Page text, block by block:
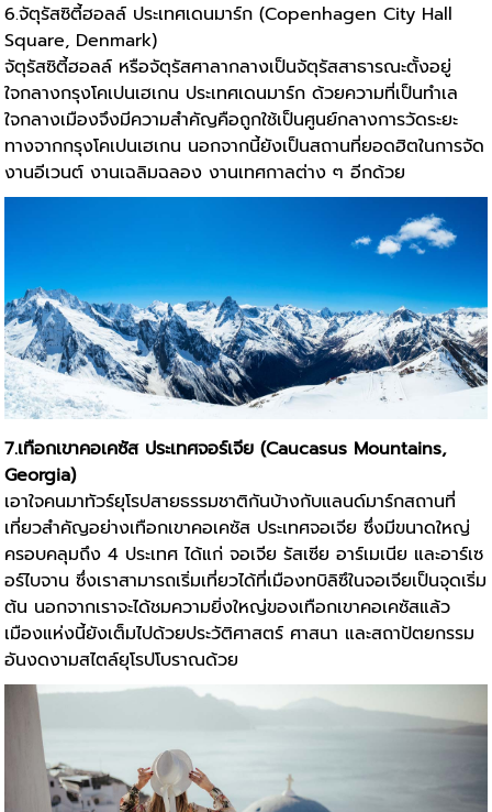
6.จัตุรัสซิตี้ฮอลล์ ประเทศเดนมาร์ก (Copenhagen City Hall
Square, Denmark)
จัตุรัสซิตี้ฮอลล์ หรือจัตุรัสศาลากลางเป็นจัตุรัสสาธารณะตั้งอยู่
ใจกลางกรุงโคเปนเฮเกน ประเทศเดนมาร์ก ด้วยความที่เป็นทำเล
ใจกลางเมืองจึงมีความสำคัญคือถูกใช้เป็นศูนย์กลางการวัดระยะ
ทางจากกรุงโคเปนเฮเกน นอกจากนี้ยังเป็นสถานที่ยอดฮิตในการจัด
งานอีเวนต์ งานเฉลิมฉลอง งานเทศกาลต่าง ๆ อีกด้วย
7.เทือกเขาคอเคซัส ประเทศจอร์เจีย (Caucasus Mountains,
Georgia)
เอาใจคนมาทัวร์ยุโรปสายธรรมชาติกันบ้างกับแลนด์มาร์กสถานที่
เที่ยวสำคัญอย่างเทือกเขาคอเคซัส ประเทศจอเจีย ซึ่งมีขนาดใหญ่
ครอบคลุมถึง 4 ประเทศ ได้แก่ จอเจีย รัสเซีย อาร์เมเนีย และอาร์เซ
อร์ไบจาน ซึ่งเราสามารถเริ่มเที่ยวได้ที่เมืองทบิลิซึในจอเจียเป็นจุดเริ่ม
ต้น นอกจากเราจะได้ชมความยิ่งใหญ่ของเทือกเขาคอเคซัสแล้ว
เมืองแห่งนี้ยังเต็มไปด้วยประวัติศาสตร์ ศาสนา และสถาปัตยกรรม
อันงดงามสไตล์ยุโรปโบราณด้วย